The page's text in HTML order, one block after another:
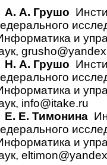
А. А. Грушо
и
Н. А. Грушо
и
info@itake.ru
Е. Е. Тимонина
и